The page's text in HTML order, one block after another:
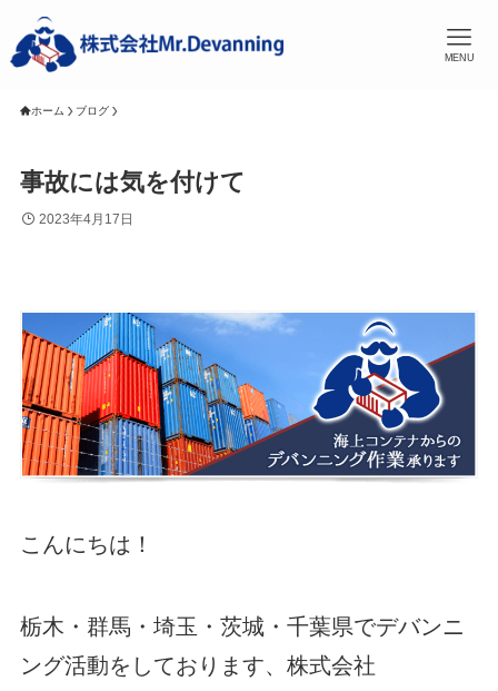
MENU
ホーム ブログ
事故には気を付けて
2023年4月17日
こんにちは！
栃木・群馬・埼玉・茨城・千葉県でデバンニ
ング活動をしております、株式会社